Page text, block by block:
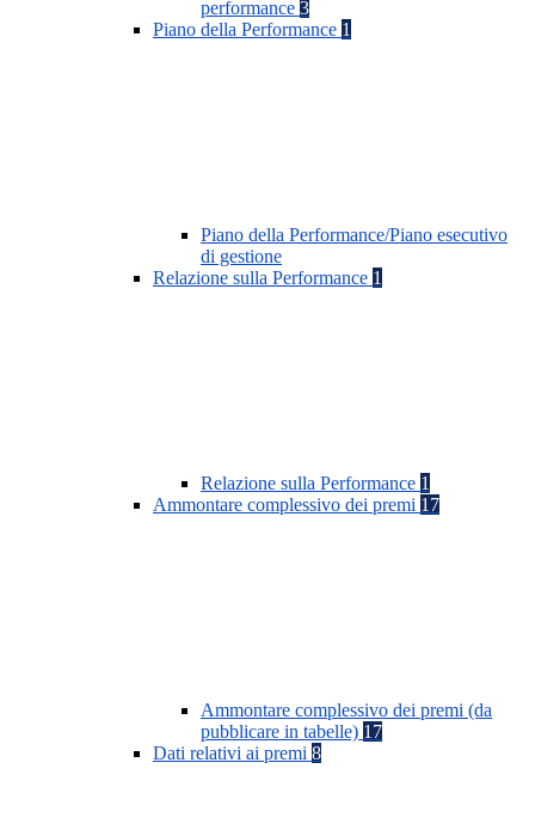
performance 3
Piano della Performance 1
Piano della Performance/Piano esecutivo
di gestione
Relazione sulla Performance 1
Relazione sulla Performance 1
Ammontare complessivo dei premi 17
Ammontare complessivo dei premi (da
pubblicare in tabelle) 17
Dati relativi ai premi 8